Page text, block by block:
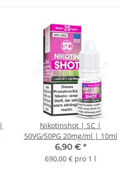
Nikotinshot | SC |
50VG/50PG 20mg/ml | 10ml
6,90 € *
690,00 € pro 1 l